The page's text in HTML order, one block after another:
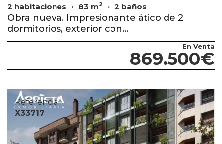
2 habitaciones 83 m2 2 baños
Obra nueva. Impresionante ático de 2
dormitorios, exterior con...
En Venta
869.500€
Referencia
X33717